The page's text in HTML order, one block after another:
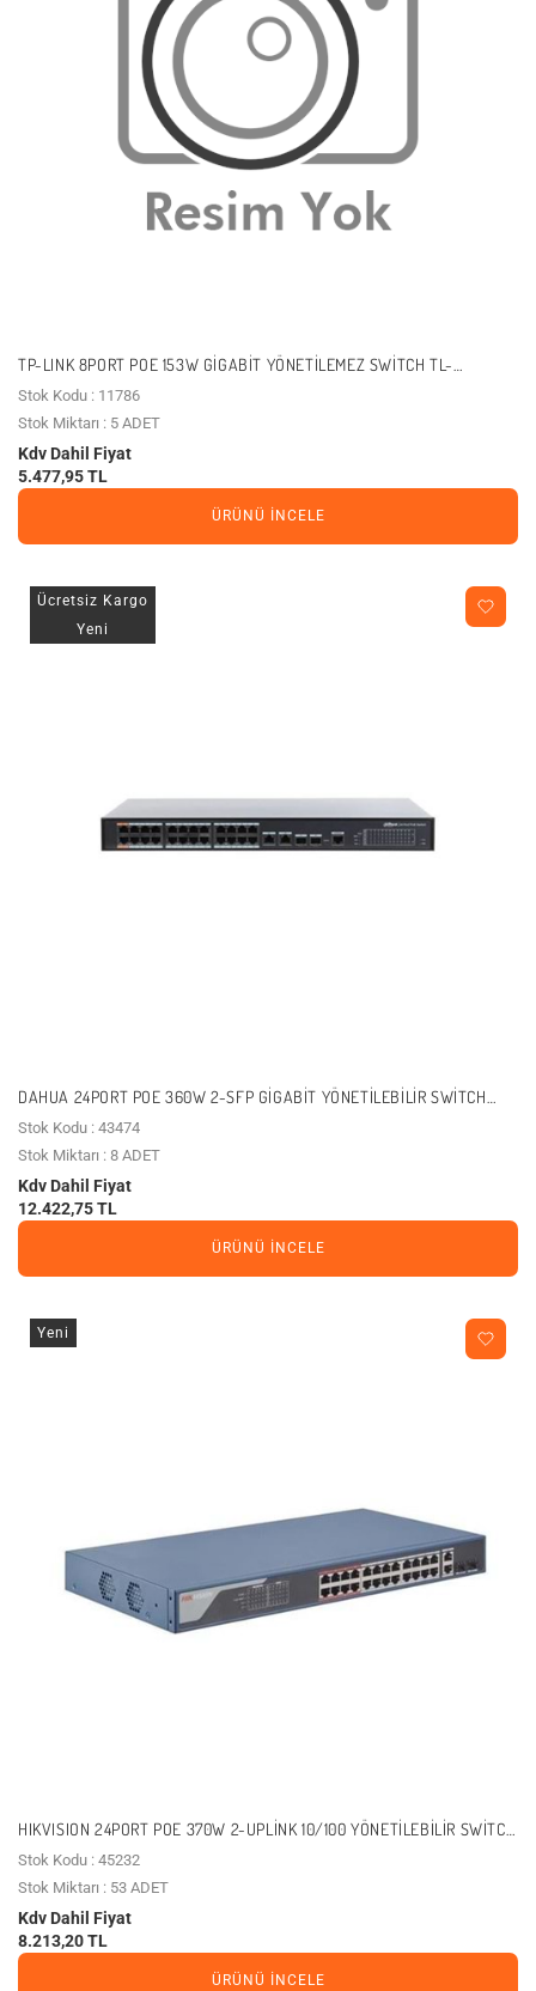
TP-LINK 8PORT POE 153W GIGABIT YÖNETILEMEZ SWITCH TL-
SG1008MP
Stok Kodu : 11786
Stok Miktarı : 5 ADET
Kdv Dahil Fiyat
5.477,95 TL
ÜRÜNÜ İNCELE
Ücretsiz Kargo
Yeni
DAHUA 24PORT POE 360W 2-SFP GIGABIT YÖNETILEBILIR SWITCH
DH-PFS4226-24ET-240-V3
Stok Kodu : 43474
Stok Miktarı : 8 ADET
Kdv Dahil Fiyat
12.422,75 TL
ÜRÜNÜ İNCELE
Yeni
HIKVISION 24PORT POE 370W 2-UPLINK 10/100 YÖNETILEBILIR SWITCH
DS-3E1326P-EI
Stok Kodu : 45232
Stok Miktarı : 53 ADET
Kdv Dahil Fiyat
8.213,20 TL
ÜRÜNÜ İNCELE